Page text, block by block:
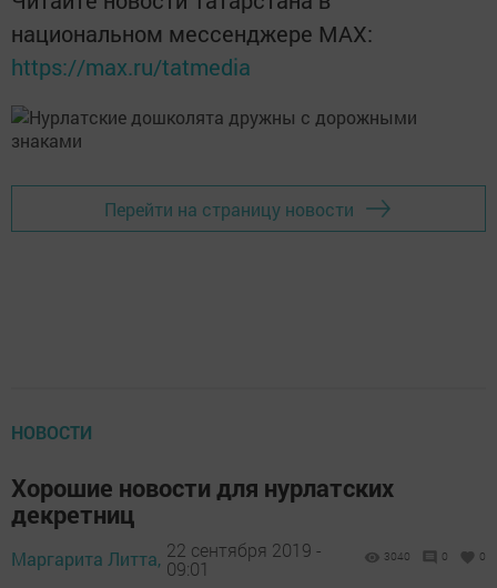
национальном мессенджере MАХ:
https://max.ru/tatmedia
Перейти на страницу новости
НОВОСТИ
Хорошие новости для нурлатских
декретниц
Маргарита Литта, 22 сентября 2019 -
09:01
3040 0 0